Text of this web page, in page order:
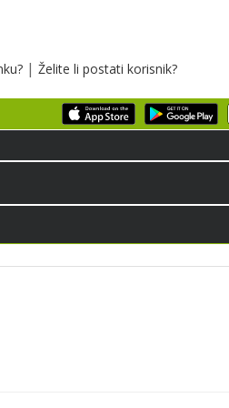
| Želite li postati korisnik?